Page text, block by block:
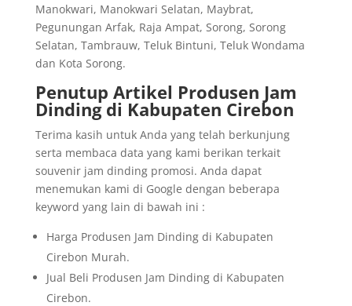
Manokwari, Manokwari Selatan, Maybrat,
Pegunungan Arfak, Raja Ampat, Sorong, Sorong
Selatan, Tambrauw, Teluk Bintuni, Teluk Wondama
dan Kota Sorong.
Penutup Artikel Produsen Jam
Dinding di Kabupaten Cirebon
Terima kasih untuk Anda yang telah berkunjung
serta membaca data yang kami berikan terkait
souvenir jam dinding promosi. Anda dapat
menemukan kami di Google dengan beberapa
keyword yang lain di bawah ini :
Harga Produsen Jam Dinding di Kabupaten
Cirebon Murah.
Jual Beli Produsen Jam Dinding di Kabupaten
Cirebon.